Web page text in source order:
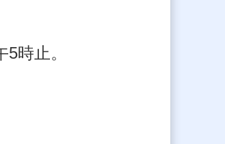
時止。